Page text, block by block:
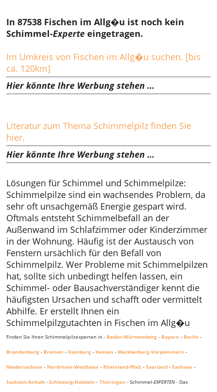
In 87538 Fischen im Allg�u ist noch kein
Schimmel-Experte eingetragen.
Im Umkreis von Fischen im Allg�u suchen. [bis
ca. 120km]
Hier könnte Ihre Werbung stehen ...
Literatur zum Thema Schimmelpilz finden Sie
hier.
Hier könnte Ihre Werbung stehen ...
Lösungen für Schimmel und Schimmelpilze:
Schimmelpilze sind ein wachsendes Problem, da
sehr oft unsachgemäß Energie gespart wird.
Oftmals entsteht Schimmelbefall an der
Außenwand im Schlafzimmer oder Kinderzimmer
in der Wohnung. Häufig ist der Austausch von
Fenstern ursächlich für den Befall von
Schimmelpilz. Wer Probleme mit Schimmelpilzen
hat, sollte sich unbedingt helfen lassen, ein
Schimmel- oder Bausachverständiger kennt die
häufigsten Ursachen und schafft oder vermittelt
Abhilfe. Er erstellt Ihnen ein
Schimmelpilzgutachten in Fischen im Allg�u
Finden Sie Ihren Schimmelpilzexperten in - Baden-Württemberg - Bayern - Berlin -
Brandenburg - Bremen - Hamburg - Hessen - Mecklenburg-Vorpommern -
Niedersachsen - Nordrhein-Westfalen - Rheinland-Pfalz -Saarland -Sachsen -
Sachsen-Anhalt -Schleswig-Holstein -Thüringen - Schimmel-EXPERTEN - Das